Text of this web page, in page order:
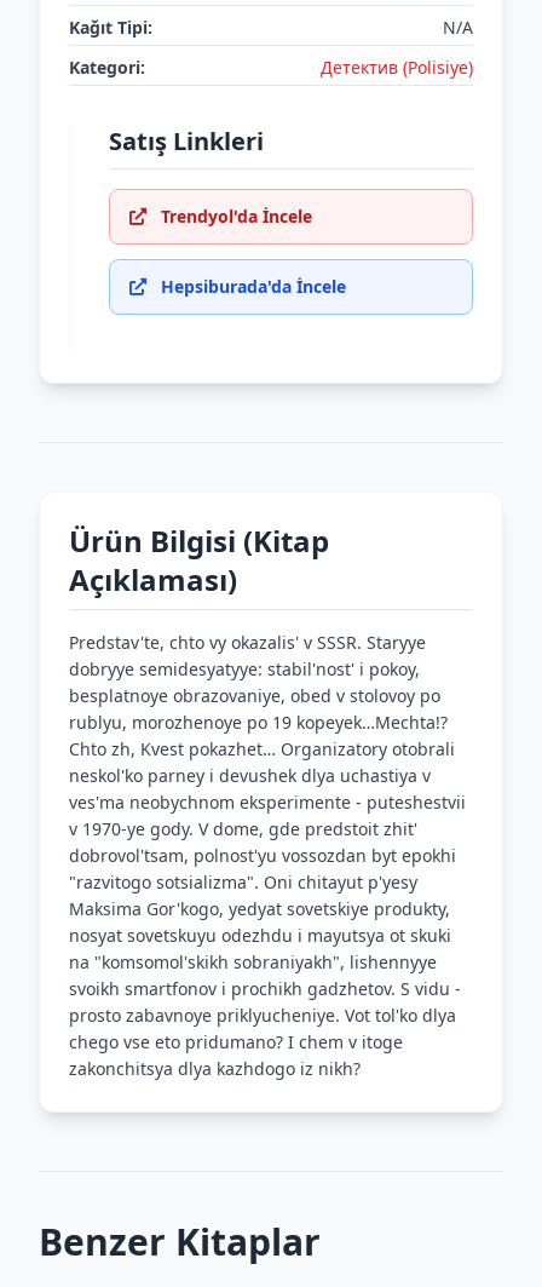
Kağıt Tipi:
N/A
Kategori:
Детектив (Polisiye)
Satış Linkleri
Trendyol'da İncele
Hepsiburada'da İncele
Ürün Bilgisi (Kitap
Açıklaması)
Predstav'te, chto vy okazalis' v SSSR. Staryye
dobryye semidesyatyye: stabil'nost' i pokoy,
besplatnoye obrazovaniye, obed v stolovoy po
rublyu, morozhenoye po 19 kopeyek…Mechta!?
Chto zh, Kvest pokazhet… Organizatory otobrali
neskol'ko parney i devushek dlya uchastiya v
ves'ma neobychnom eksperimente - puteshestvii
v 1970-ye gody. V dome, gde predstoit zhit'
dobrovol'tsam, polnost'yu vossozdan byt epokhi
"razvitogo sotsializma". Oni chitayut p'yesy
Maksima Gor'kogo, yedyat sovetskiye produkty,
nosyat sovetskuyu odezhdu i mayutsya ot skuki
na "komsomol'skikh sobraniyakh", lishennyye
svoikh smartfonov i prochikh gadzhetov. S vidu -
prosto zabavnoye priklyucheniye. Vot tol'ko dlya
chego vse eto pridumano? I chem v itoge
zakonchitsya dlya kazhdogo iz nikh?
Benzer Kitaplar